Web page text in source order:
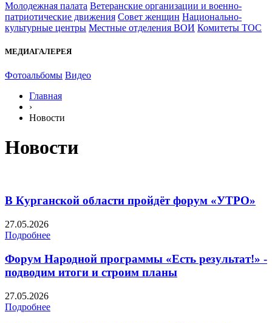
Молодежная палата Ветеранские организации и военно-
патриотические движения Совет женщин Национально-
культурные центры Местные отделения ВОИ Комитеты ТОС
МЕДИАГАЛЕРЕЯ
Фотоальбомы Видео
Главная
›
Новости
Новости
В Курганской области пройдёт форум «УТРО»
27.05.2026
Подробнее
Форум Народной программы «Есть результат!» -
подводим итоги и строим планы
27.05.2026
Подробнее